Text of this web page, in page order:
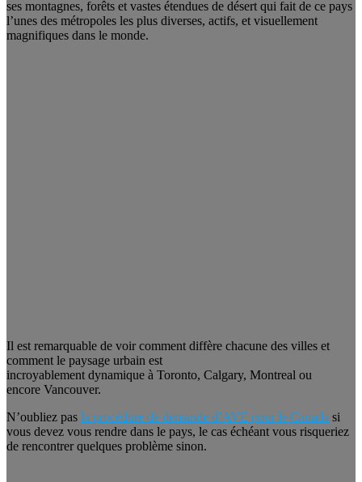
ses montagnes, forêts et vastes étendues de désert qui fait de ce pays
l’unes des métropoles les plus diverses, actifs, et visuellement
magnifiques dans le monde.
Il est remarquable de voir comment diffère chacune des villes et
comment le paysage urbain est
incroyablement dynamique à Toronto, Calgary, Montreal ou
encore Vancouver.
N’oubliez pas la procédure de demande d’AVE pour le Canada si
vous devez vous rendre dans le pays, le cas échéant vous risqueriez
de rencontrer quelques problème sinon.